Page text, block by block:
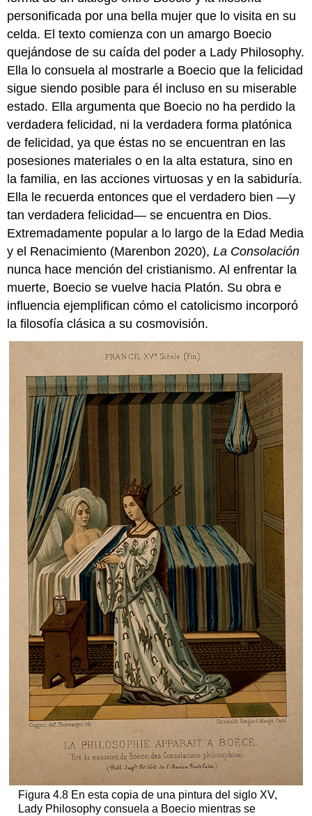
personificada por una bella mujer que lo visita en su
celda. El texto comienza con un amargo Boecio
quejándose de su caída del poder a Lady Philosophy.
Ella lo consuela al mostrarle a Boecio que la felicidad
sigue siendo posible para él incluso en su miserable
estado. Ella argumenta que Boecio no ha perdido la
verdadera felicidad, ni la verdadera forma platónica
de felicidad, ya que éstas no se encuentran en las
posesiones materiales o en la alta estatura, sino en
la familia, en las acciones virtuosas y en la sabiduría.
Ella le recuerda entonces que el verdadero bien —y
tan verdadera felicidad— se encuentra en Dios.
Extremadamente popular a lo largo de la Edad Media
y el Renacimiento (Marenbon 2020),La Consolación
nunca hace mención del cristianismo. Al enfrentar la
muerte, Boecio se vuelve hacia Platón. Su obra e
influencia ejemplifican cómo el catolicismo incorporó
la filosofía clásica a su cosmovisión.
Figura 4.8 En esta copia de una pintura del siglo XV,
Lady Philosophy consuela a Boecio mientras se